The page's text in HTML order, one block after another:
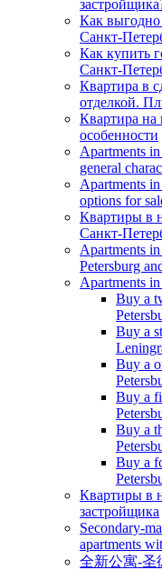
Как выгодно
Санкт-
Как купить
Санкт-
Квартира в
отделкой.
Квартира на
особенности
Apartments
general
Apartments
options for
Квартиры в
Санкт-
Apartments
Petersburg
Apartments
Buy a
Buy a
Buy a
Buy a
Buy a
Buy a
Квартиры в
застройщика
Secondary-
apartments
全新公寓-圣